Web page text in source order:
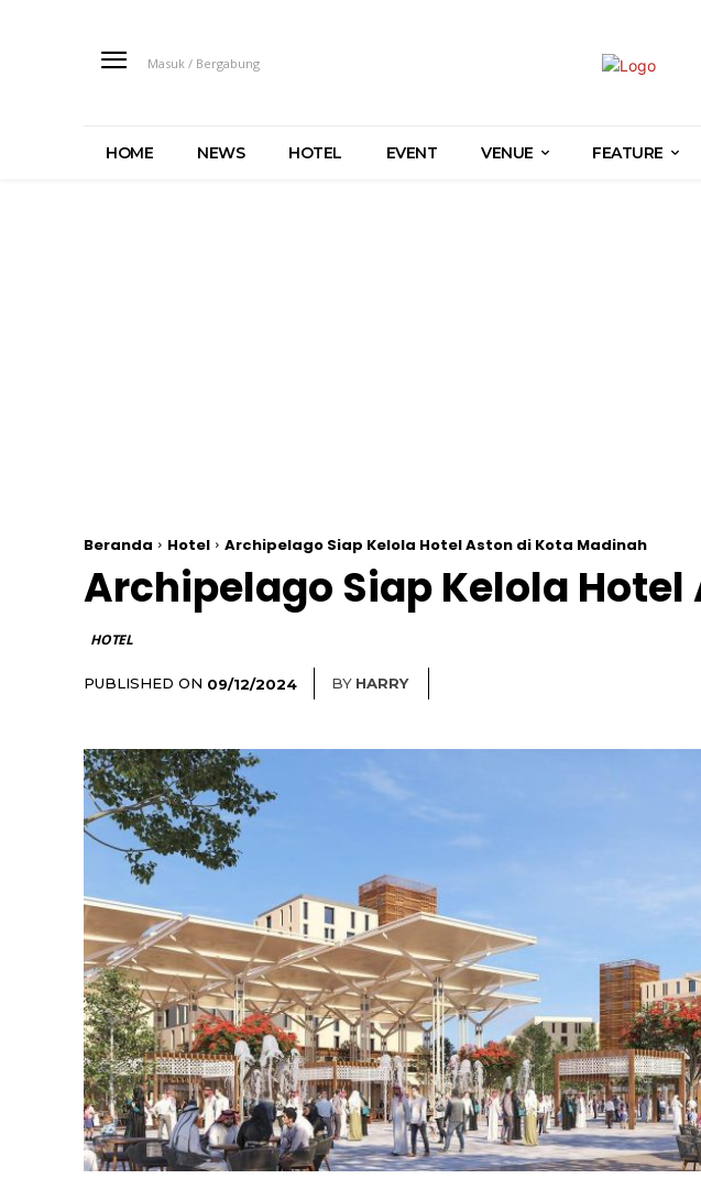
Masuk / Bergabung
HOME NEWS HOTEL EVENT VENUE FEATURE
Beranda Hotel Archipelago Siap Kelola Hotel Aston di Kota Madinah
Archipelago Siap Kelola
HOTEL
PUBLISHED ON 09/12/2024 BY HARRY